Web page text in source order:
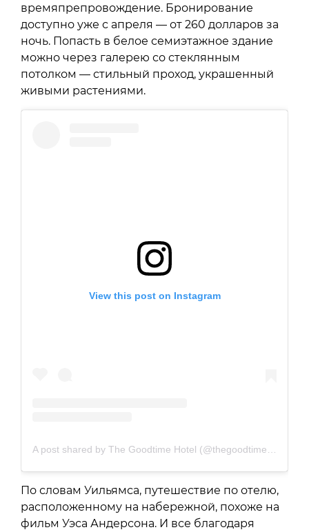
времяпрепровождение. Бронирование
доступно уже с апреля — от 260 долларов за
ночь. Попасть в белое семиэтажное здание
можно через галерею со стеклянным
потолком — стильный проход, украшенный
живыми растениями.
View this post on Instagram
A post shared by The Goodtime Hotel (@thegoodtimehotel)
По словам Уильямса, путешествие по отелю,
расположенному на набережной, похоже на
фильм Уэса Андерсона. И все благодаря